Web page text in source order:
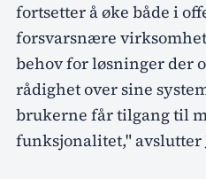
fortsetter å øke både i
forsvarsnære
behov for løsninger der
rådighet over sine
brukerne får tilgang til
funksjonalitet," avslutter